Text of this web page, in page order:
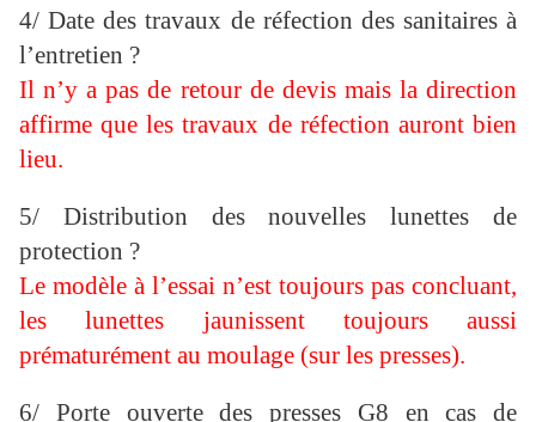
4/ Date des travaux de réfection des sanitaires à
l’entretien ?
Il n’y a pas de retour de devis mais la direction
affirme que les travaux de réfection auront bien
lieu.
5/ Distribution des nouvelles lunettes de
protection ?
Le modèle à l’essai n’est toujours pas concluant,
les lunettes jaunissent toujours aussi
prématurément au moulage (sur les presses).
6/ Porte ouverte des presses G8 en cas de